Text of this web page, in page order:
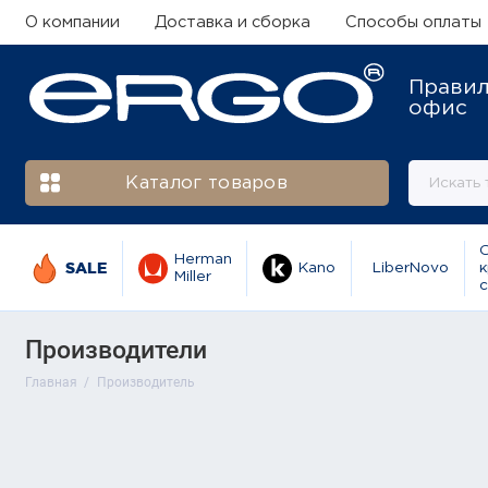
О компании Доставка и сборка Способы оплаты
офис
Каталог товаров
SALE
Herman
Miller
Kano LiberNovo
Производители
Главная Производитель